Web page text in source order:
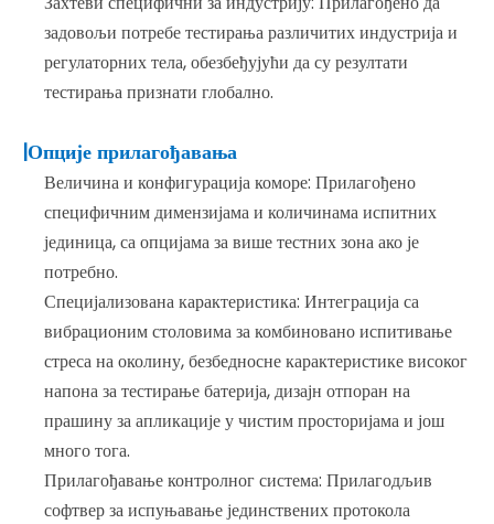
задовољи потребе тестирања различитих индустрија и
регулаторних тела, обезбеђујући да су резултати
тестирања признати глобално.
|Опције прилагођавања
Величина и конфигурација коморе: Прилагођено
специфичним димензијама и количинама испитних
јединица, са опцијама за више тестних зона ако је
потребно.
Специјализована карактеристика: Интеграција са
вибрационим столовима за комбиновано испитивање
стреса на околину, безбедносне карактеристике високог
напона за тестирање батерија, дизајн отпоран на
прашину за апликације у чистим просторијама и још
много тога.
Прилагођавање контролног система: Прилагодљив
софтвер за испуњавање јединствених протокола